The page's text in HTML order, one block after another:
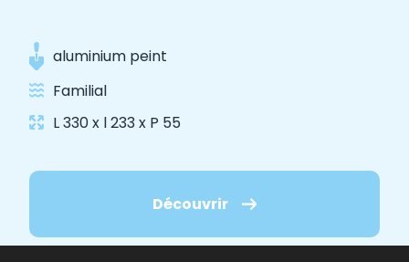
aluminium peint
Familial
L 330 x l 233 x P 55
Découvrir